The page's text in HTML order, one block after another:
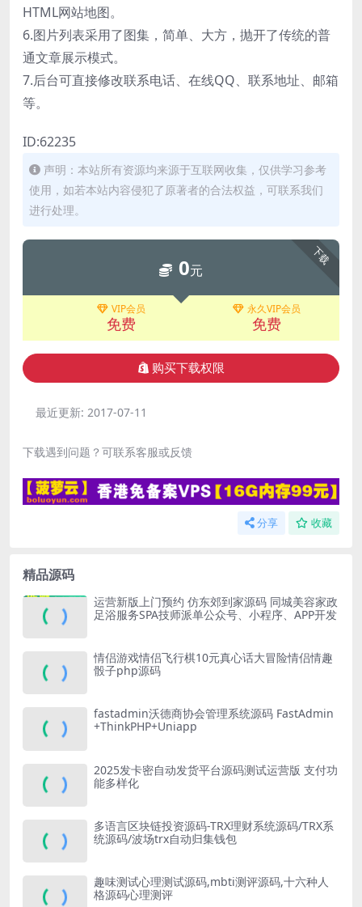
HTML网站地图。
6.图片列表采用了图集，简单、大方，抛开了传统的普
通文章展示模式。
7.后台可直接修改联系电话、在线QQ、联系地址、邮箱
等。
ID:62235
声明：本站所有资源均来源于互联网收集，仅供学习参考
使用，如若本站内容侵犯了原著者的合法权益，可联系我们
进行处理。
下载
0元
VIP会员
免费
永久VIP会员
免费
购买下载权限
最近更新: 2017-07-11
下载遇到问题？可联系客服或反馈
分享 收藏
精品源码
运营新版上门预约 仿东郊到家源码 同城美容家政
足浴服务SPA技师派单公众号、小程序、APP开发
情侣游戏情侣飞行棋10元真心话大冒险情侣情趣
骰子php源码
fastadmin沃德商协会管理系统源码 FastAdmin
+ThinkPHP+Uniapp
2025发卡密自动发货平台源码测试运营版 支付功
能多样化
多语言区块链投资源码-TRX理财系统源码/TRX系
统源码/波场trx自动归集钱包
趣味测试心理测试源码,mbti测评源码,十六种人
格源码心理测评